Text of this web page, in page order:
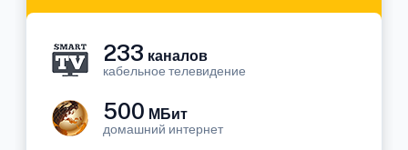
233 каналов
кабельное телевидение
500 МБит
домашний интернет